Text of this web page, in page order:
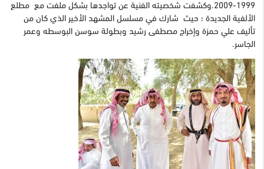
1999-2009.وكشفت شخصيته الفنية عن تواجدها بشكل ملفت مع مطلع
الألفية الجديدة ؛ حيث شارك في مسلسل المشهد الأخير الذي كان من
تأليف علي حمزة وإخراج مصطفى رشيد وبطولة سوسن البوسطه وعمر
الجاسر.